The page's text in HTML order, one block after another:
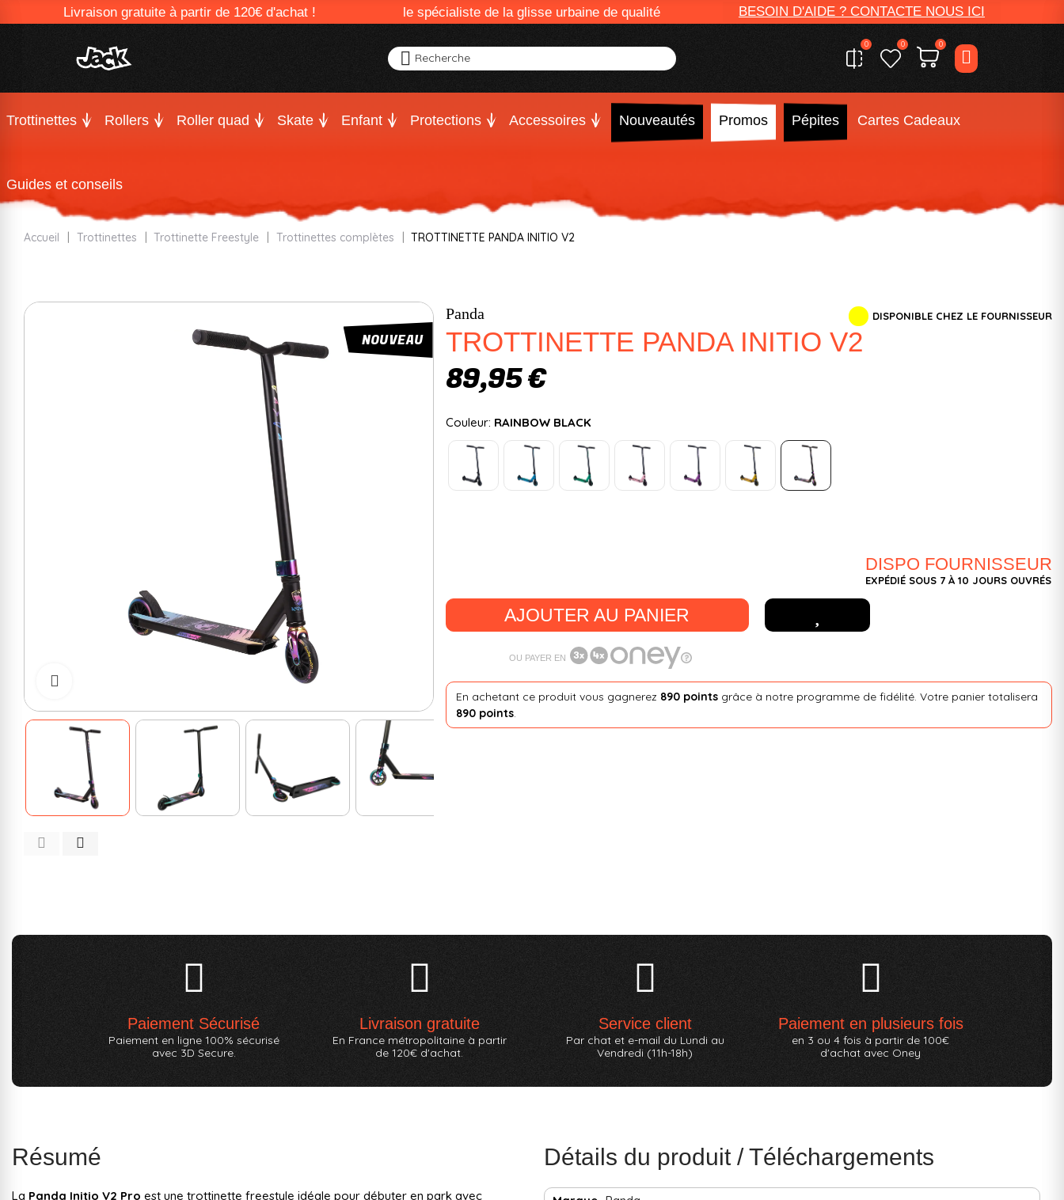
Livraison gratuite à partir de 120€ d'achat ! le spécialiste de la glisse urbaine de qualité BESOIN D'AIDE ? CONTACTE NOUS ICI
Recherche
0 0 0
Trottinettes Rollers Roller quad Skate Enfant Protections Accessoires Nouveautés Promos Pépites Cartes Cadeaux
Guides et conseils
Accueil Trottinettes Trottinette Freestyle Trottinettes complètes TROTTINETTE PANDA INITIO V2
NOUVEAU
DISPONIBLE CHEZ LE FOURNISSEUR
Panda
TROTTINETTE PANDA INITIO V2
89,95 €
Couleur: RAINBOW BLACK
DISPO FOURNISSEUR
EXPÉDIÉ SOUS 7 À 10 JOURS OUVRÉS
AJOUTER AU PANIER
OU PAYER EN
En achetant ce produit vous gagnerez 890 points grâce à notre programme de fidélité. Votre panier totalisera
890 points.
Paiement Sécurisé
Paiement en ligne 100% sécurisé
avec 3D Secure.
Livraison gratuite
En France métropolitaine à partir
de 120€ d'achat.
Service client
Par chat et e-mail du Lundi au
Vendredi (11h-18h)
Paiement en plusieurs fois
en 3 ou 4 fois à partir de 100€
d'achat avec Oney
Résumé
La Panda Initio V2 Pro est une trottinette freestyle idéale pour débuter en park avec
Détails du produit / Téléchargements